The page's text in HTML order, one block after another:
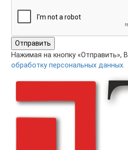
Отправить
Нажимая на кнопку «Отправить»,
обработку персональных данных.